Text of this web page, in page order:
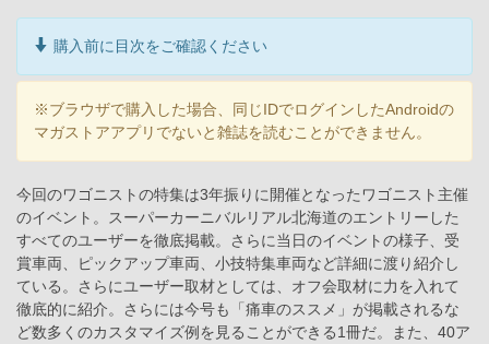
購入前に目次をご確認ください
※ブラウザで購入した場合、同じIDでログインしたAndroidの
マガストアアプリでないと雑誌を読むことができません。
今回のワゴニストの特集は3年振りに開催となったワゴニスト主催
のイベント。スーパーカーニバルリアル北海道のエントリーした
すべてのユーザーを徹底掲載。さらに当日のイベントの様子、受
賞車両、ピックアップ車両、小技特集車両など詳細に渡り紹介し
ている。さらにユーザー取材としては、オフ会取材に力を入れて
徹底的に紹介。さらには今号も「痛車のススメ」が掲載されるな
ど数多くのカスタマイズ例を見ることができる1冊だ。また、40ア